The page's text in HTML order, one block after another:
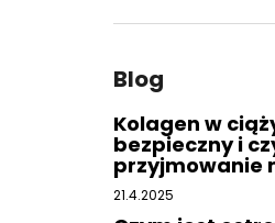
Blog
Kolagen w
bezpieczny i
przyjmowanie
21.4.2025